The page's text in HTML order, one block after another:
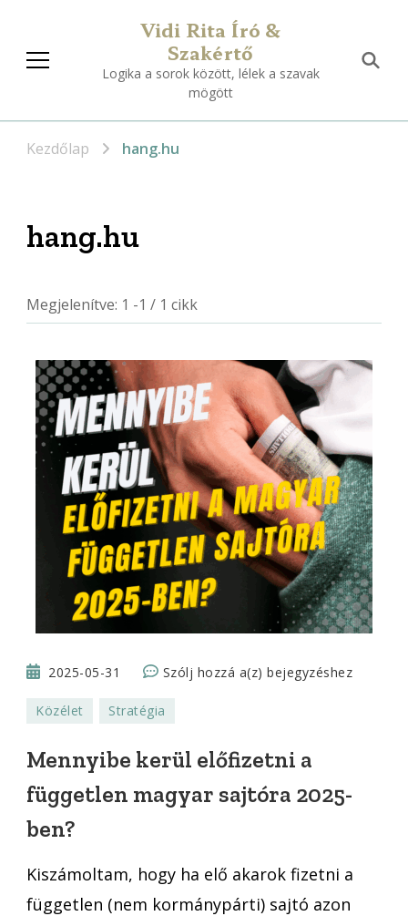
Vidi Rita Író &
Szakértő
Logika a sorok között, lélek a szavak
mögött
Kezdőlap hang.hu
hang.hu
Megjelenítve: 1 -1 / 1 cikk
2025-05-31 Szólj hozzá a(z)Mennyibe
független
magyar
bejegyzéshez
Közélet Stratégia
Mennyibe kerül előfizetni a
független magyar sajtóra 2025-
ben?
Kiszámoltam, hogy ha elő akarok fizetni a
független (nem kormánypárti) sajtó azon